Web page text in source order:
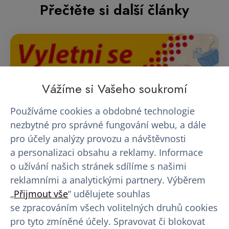
Přečtěte si další články
AKCE - Vyletni se s EUROPLASMOU
Vážíme si Vašeho soukromí
Používáme cookies a obdobné technologie
nezbytné pro správné fungování webu, a dále
pro účely analýzy provozu a návštěvnosti
a personalizaci obsahu a reklamy. Informace
o užívání našich stránek sdílíme s našimi
reklamními a analytickými partnery. Výběrem
„Přijmout vše“ udělujete souhlas
se zpracováním všech volitelných druhů cookies
pro tyto zmíněné účely. Spravovat či blokovat